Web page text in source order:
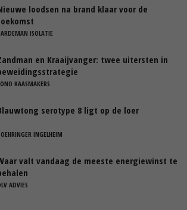
loodsen na brand klaar voor de
ISOLATIE
en Kraaijvanger: twee uitersten in
KAASMAKERS
serotype 8 ligt op de loer
INGELHEIM
valt vandaag de meeste energiewinst te
ADVIES